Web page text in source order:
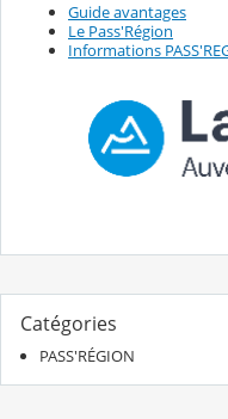
Guide avantages
Le Pass'Région
Informations
Catégories
PASS'RÉGION